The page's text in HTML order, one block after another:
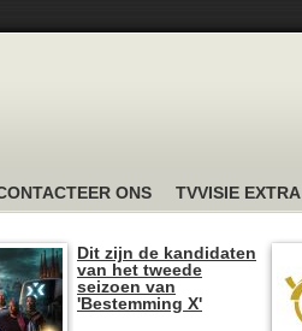
ONS TVVISIE EXTRA
Dit zijn de kandidaten
van het tweede
seizoen van
'Bestemming X'